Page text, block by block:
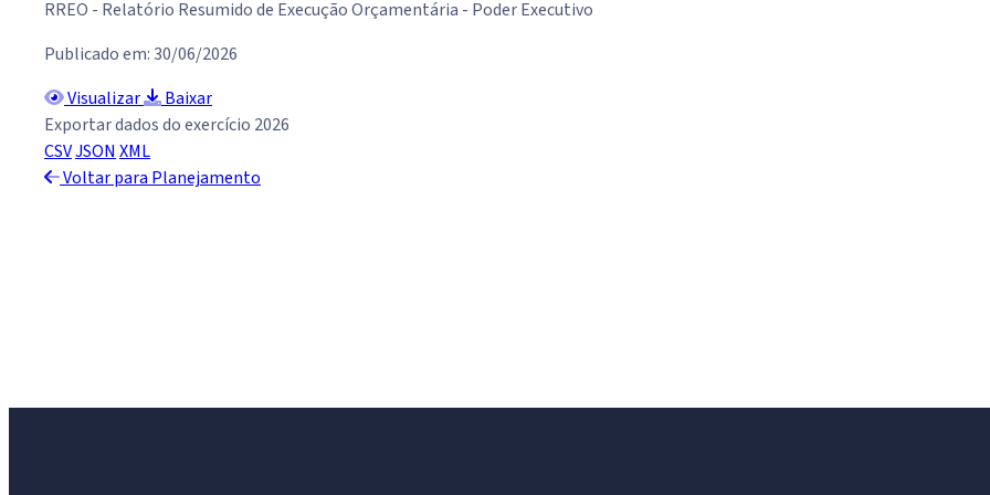
RREO - Relatório Resumido de Execução Orçamentária - Poder Executivo
Publicado em: 30/06/2026
Visualizar
Baixar
Exportar dados do exercício 2026
CSVJSON XML
Voltar para Planejamento